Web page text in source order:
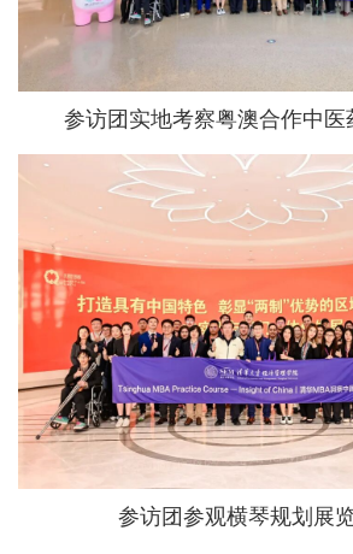
参访团实地考察粤澳合作中医
参访团参观横琴规划展